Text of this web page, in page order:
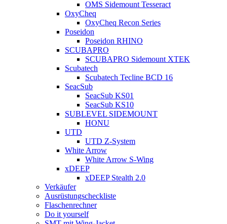
OMS Sidemount Tesseract
OxyCheq
OxyCheq Recon Series
Poseidon
Poseidon RHINO
SCUBAPRO
SCUBAPRO Sidemount XTEK
Scubatech
Scubatech Tecline BCD 16
SeacSub
SeacSub KS01
SeacSub KS10
SUBLEVEL SIDEMOUNT
HONU
UTD
UTD Z-System
White Arrow
White Arrow S-Wing
xDEEP
xDEEP Stealth 2.0
Verkäufer
Ausrüstungscheckliste
Flaschenrechner
Do it yourself